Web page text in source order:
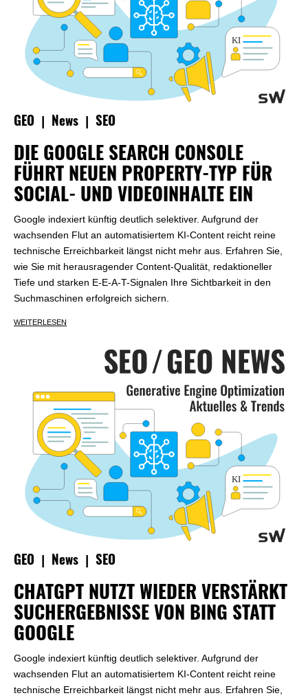
GEO News SEO
DIE GOOGLE SEARCH CONSOLE
FÜHRT NEUEN PROPERTY-TYP FÜR
SOCIAL- UND VIDEOINHALTE EIN
Google indexiert künftig deutlich selektiver. Aufgrund der
wachsenden Flut an automatisiertem KI-Content reicht reine
technische Erreichbarkeit längst nicht mehr aus. Erfahren Sie,
wie Sie mit herausragender Content-Qualität, redaktioneller
Tiefe und starken E-E-A-T-Signalen Ihre Sichtbarkeit in den
Suchmaschinen erfolgreich sichern.
WEITERLESEN
GEO News SEO
CHATGPT NUTZT WIEDER VERSTÄRKT
SUCHERGEBNISSE VON BING STATT
GOOGLE
Google indexiert künftig deutlich selektiver. Aufgrund der
wachsenden Flut an automatisiertem KI-Content reicht reine
technische Erreichbarkeit längst nicht mehr aus. Erfahren Sie,